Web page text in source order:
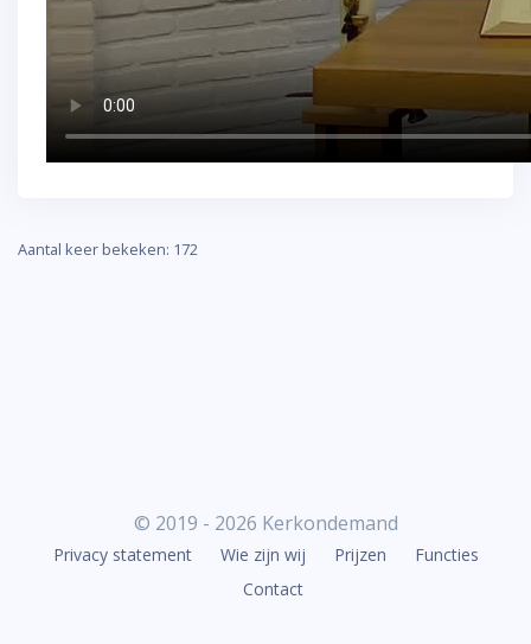
Aantal keer bekeken: 172
© 2019 - 2026 Kerkondemand
Privacy statement Wie zijn wij Prijzen
Functies
Contact